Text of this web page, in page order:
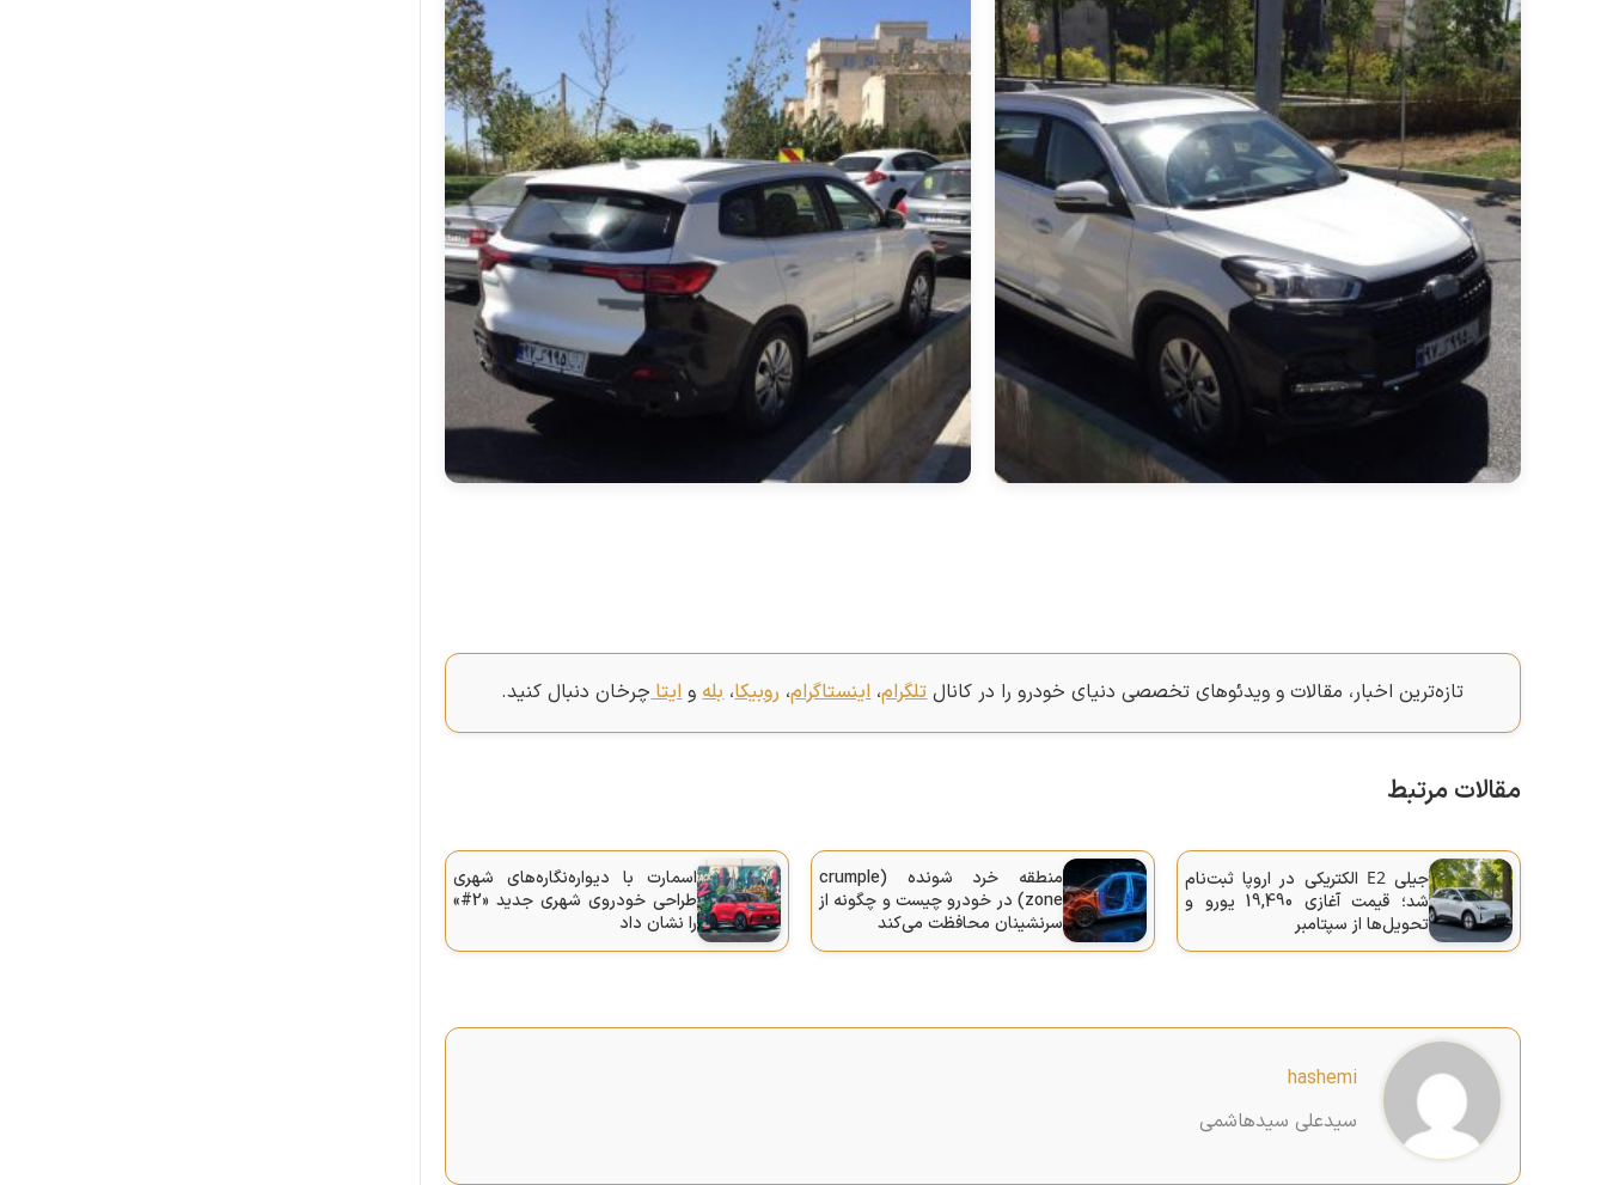
تازه‌ترین اخبار، مقالات و ویدئوهای تخصصی دنیای خودرو را در کانالتلگرام،اینستاگرام، روبیکا،بلهوایتاچرخان دنبال کنید.
مقالات مرتبط
جیلیE2 الکتریکی در اروپا ثبت‌نام
شد؛ قیمت آغازی 19,490 یورو و
تحویل‌ها از سپتامبر
منطقه خرد شونده (crumple
zone) در خودرو چیست و چگونه از
سرنشینان محافظت می‌کند
اسمارت با دیواره‌نگاره‌های شهری
طراحی خودروی شهری جدید «2#»
را نشان داد
hashemi
سیدعلی سیدهاشمی